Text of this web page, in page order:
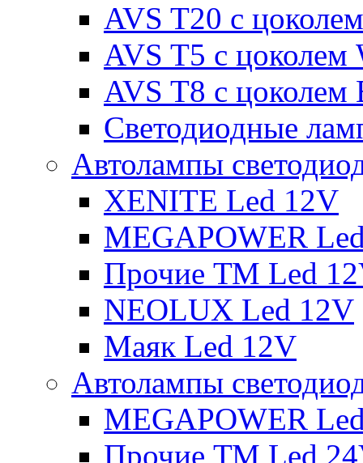
AVS T20 с
AVS T5 с цоколем
AVS T8 с цоколем
Светодиодные
Автолампы
XENITE Led 12V
MEGAPOWER
Прочие ТМ Led
NEOLUX Led 12V
Маяк Led 12V
Автолампы
MEGAPOWER
Прочие ТМ Led